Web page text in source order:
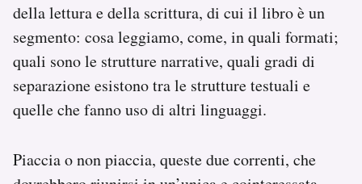
della lettura e della scrittura, di cui il libro è un
segmento: cosa leggiamo, come, in quali formati;
quali sono le strutture narrative, quali gradi di
separazione esistono tra le strutture testuali e
quelle che fanno uso di altri linguaggi.
Piaccia o non piaccia, queste due correnti, che